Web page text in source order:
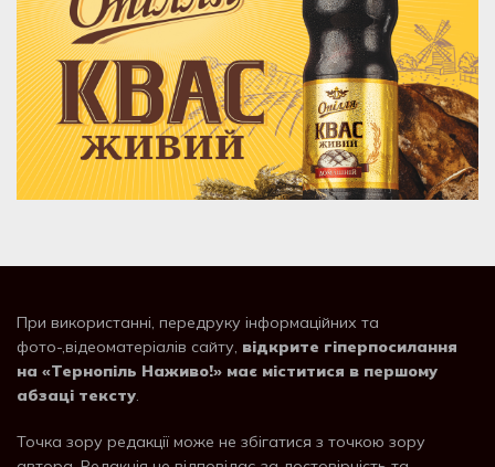
При використанні, передруку інформаційних та
фото-,відеоматеріалів сайту, відкрите гіперпосилання
на «Тернопіль Наживо!» має міститися в першому
абзаці тексту.
Точка зору редакції може не збігатися з точкою зору